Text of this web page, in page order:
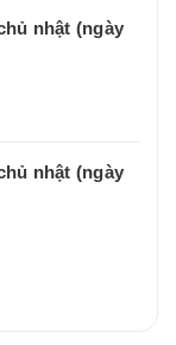
nhật (ngày
nhật (ngày